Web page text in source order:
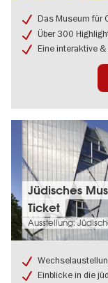
TicketDas Museum für
Über 300
Eine interaktive
Tickets
Termine:
Jüdisches
Museum
Zeitfenster-
Ticket
Jüdisches
Ticket
Ausstellung:
Einblicke in die